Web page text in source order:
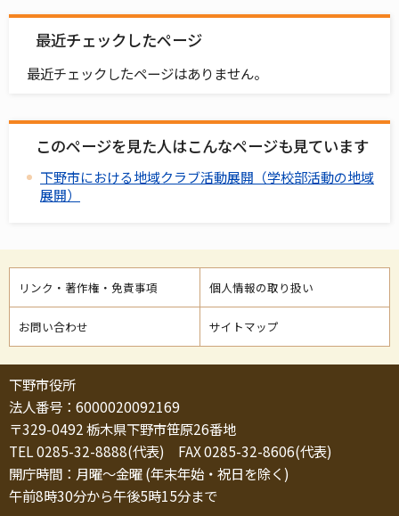
最近チェックしたページ
最近チェックしたページはありません。
このページを見た人はこんなページも見ています
下野市における地域クラブ活動展開（学校部活動の地域
展開）
リンク・著作権・免責事項 個人情報の取り扱い
お問い合わせ サイトマップ
下野市役所
法人番号：6000020092169
〒329-0492 栃木県下野市笹原26番地
TEL 0285-32-8888(代表) FAX 0285-32-8606(代表)
開庁時間：月曜～金曜 (年末年始・祝日を除く)
午前8時30分から午後5時15分まで